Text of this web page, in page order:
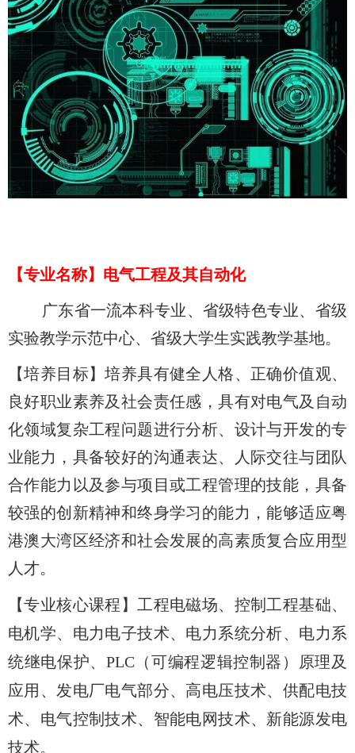
【专业名称】 电气工程及其自动化
广东省一流本科专业、省级特色专业、省级
实验教学示范中心、省级大学生实践教学基地。
【培养目标】培养具有健全人格、正确价值观、
良好职业素养及社会责任感，具有对电气及自动
化领域复杂工程问题进行分析、设计与开发的专
业能力，具备较好的沟通表达、人际交往与团队
合作能力以及参与项目或工程管理的技能，具备
较强的创新精神和终身学习的能力，能够适应粤
港澳大湾区经济和社会发展的高素质复合应用型
人才。
【专业核心课程】工程电磁场、控制工程基础、
电机学、电力电子技术、电力系统分析、电力系
统继电保护、 PLC（可编程逻辑控制器）原理及
应用、发电厂电气部分、高电压技术、供配电技
术、电气控制技术、智能电网技术、新能源发电
技术。